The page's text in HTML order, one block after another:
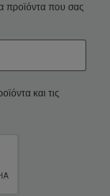
προϊόντα που σας
και τις